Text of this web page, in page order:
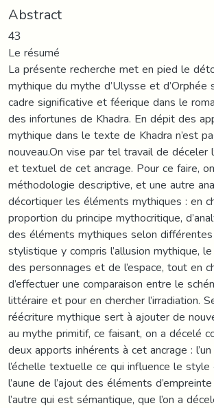
Abstract
43
Le résumé
La présente recherche met en pied le
mythique du mythe d’Ulysse et d’Orphée
cadre significative et féerique dans le
des infortunes de Khadra. En dépit des
mythique dans le texte de Khadra n’est
nouveau.On vise par tel travail de déceler
et textuel de cet ancrage. Pour ce faire,
méthodologie descriptive, et une autre
décortiquer les éléments mythiques : en
proportion du principe mythocritique,
des éléments mythiques selon
stylistique y compris l’allusion mythique,
des personnages et de l’espace, tout en
d’effectuer une comparaison entre le
littéraire et pour en chercher l’irradiation.
réécriture mythique sert à ajouter de
au mythe primitif, ce faisant, on a décelé
deux apports inhérents à cet ancrage :
l’échelle textuelle ce qui influence le style
l’aune de l’ajout des éléments
l’autre qui est sémantique, que l’on a